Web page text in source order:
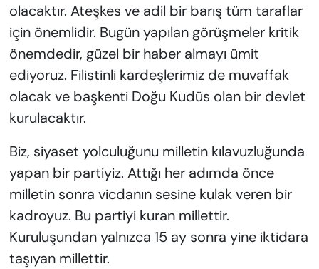
olacaktır. Ateşkes ve adil bir barış tüm taraflar
için önemlidir. Bugün yapılan görüşmeler kritik
önemdedir, güzel bir haber almayı ümit
ediyoruz. Filistinli kardeşlerimiz de muvaffak
olacak ve başkenti Doğu Kudüs olan bir devlet
kurulacaktır.
Biz, siyaset yolculuğunu milletin kılavuzluğunda
yapan bir partiyiz. Attığı her adımda önce
milletin sonra vicdanın sesine kulak veren bir
kadroyuz. Bu partiyi kuran millettir.
Kuruluşundan yalnızca 15 ay sonra yine iktidara
taşıyan millettir.